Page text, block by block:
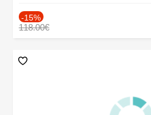
-15%
118.00€